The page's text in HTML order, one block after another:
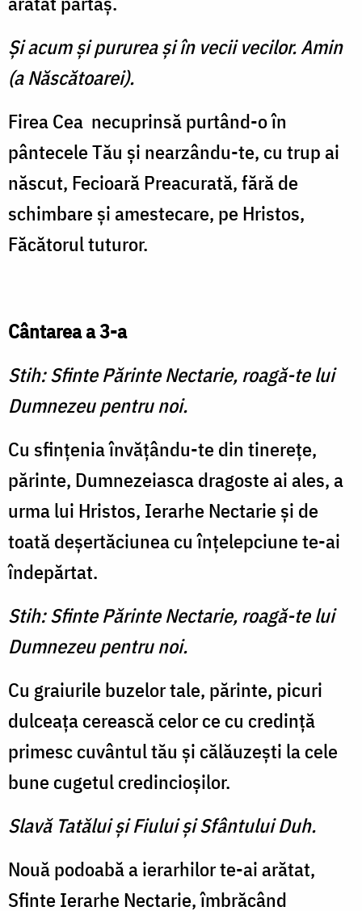
Şi acum şi pururea şi în vecii vecilor. Amin
(a Născătoarei).
Firea Cea necuprinsă purtând-o în
pântecele Tău şi nearzându-te, cu trup ai
născut, Fecioară Preacurată, fără de
schimbare şi amestecare, pe Hristos,
Făcătorul tuturor.
Cântarea a 3-a
Stih: Sfinte Părinte Nectarie, roagă-te lui
Dumnezeu pentru noi.
Cu sfinţenia învăţându-te din tinereţe,
părinte, Dumnezeiasca dragoste ai ales, a
urma lui Hristos, Ierarhe Nectarie şi de
toată deşertăciunea cu înţelepciune te-ai
îndepărtat.
Stih: Sfinte Părinte Nectarie, roagă-te lui
Dumnezeu pentru noi.
Cu graiurile buzelor tale, părinte, picuri
dulceaţa cerească celor ce cu credinţă
primesc cuvântul tău şi călăuzeşti la cele
bune cugetul credincioşilor.
Slavă Tatălui şi Fiului şi Sfântului Duh.
Nouă podoabă a ierarhilor te-ai arătat,
Sfinte Ierarhe Nectarie, îmbrăcând